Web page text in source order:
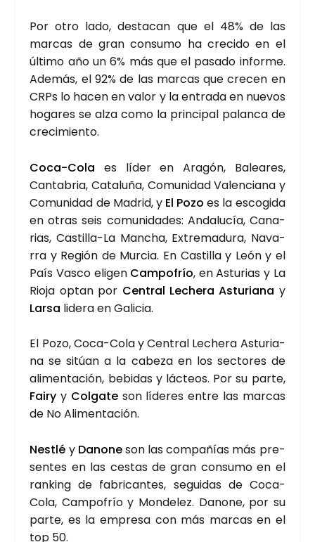
Por otro lado, des­ta­can que el 48% de las
mar­cas de gran con­su­mo ha cre­ci­do en el
últi­mo año un 6% más que el pasa­do infor­me.
Ade­más, el 92% de las mar­cas que cre­cen en
CRPs lo hacen en valor y la entra­da en nue­vos
hoga­res se alza como la prin­ci­pal palan­ca de
cre­ci­mien­to.
Coca-Cola es líder en Ara­gón, Balea­res,
Can­ta­bria, Cata­lu­ña, Comu­ni­dad Valen­cia­na y
Comu­ni­dad de Madrid, yEl Pozo es la esco­gi­da
en otras seis comu­ni­da­des: Anda­lu­cía, Cana­
rias, Cas­ti­lla-La Man­cha, Extre­ma­du­ra, Nava­
rra y Región de Mur­cia. En Cas­ti­lla y León y el
País Vas­co eli­gen Cam­po­frío, en Astu­rias y La
Rio­ja optan por Cen­tral Leche­ra Astu­ria­na y
Lar­sa lide­ra en Gali­cia.
El Pozo, Coca-Cola y Cen­tral Leche­ra Astu­ria­
na se sitúan a la cabe­za en los sec­to­res de
ali­men­ta­ción, bebi­das y lác­teos. Por su par­te,
Fairy y Col­ga­teson líde­res entre las mar­cas
de No Ali­men­ta­ción.
Nestlé y Dano­neson las com­pa­ñías más pre­
sen­tes en las ces­tas de gran con­su­mo en el
ran­king de fabri­can­tes, segui­das de Coca-
Cola, Cam­po­frío y Mon­de­lez. Dano­ne, por su
par­te, es la empre­sa con más mar­cas en el
top 50.